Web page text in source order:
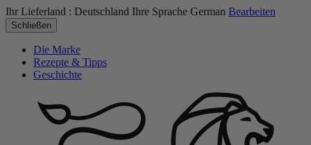
Ihr Lieferland : Deutschland Ihre Sprache German Bearbeiten
Schließen
Die Marke
Rezepte & Tipps
Geschichte